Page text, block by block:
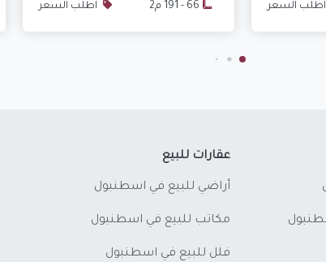
اطلب السعر 66 - 191 م2 اطلب السعر
عقارات للبيع
أراضي للبيع في اسطنبول
مكاتب للبيع في اسطنبول
فلل للبيع في اسطنبول